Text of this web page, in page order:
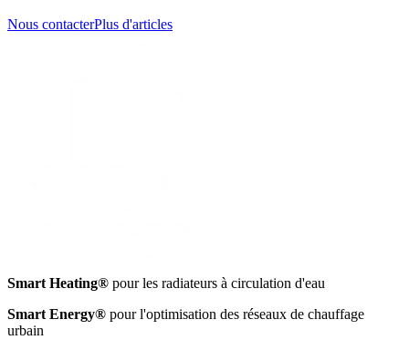
Nous contacterPlus d'articles
Smart Heating® pour les radiateurs à circulation d'eau
Smart Energy® pour l'optimisation des réseaux de chauffage
urbain